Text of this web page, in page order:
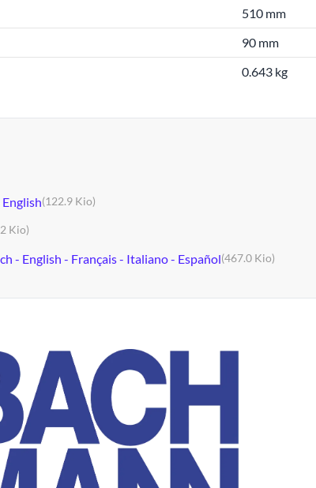
510 mm
90 mm
0.643 kg
(122.9 Kio)
Kio)
- English - Français - Italiano - Español(467.0 Kio)